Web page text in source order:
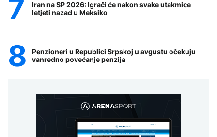
Iran na SP 2026: Igrači će nakon svake utakmice
letjeti nazad u Meksiko
Penzioneri u Republici Srpskoj u avgustu očekuju
vanredno povećanje penzija